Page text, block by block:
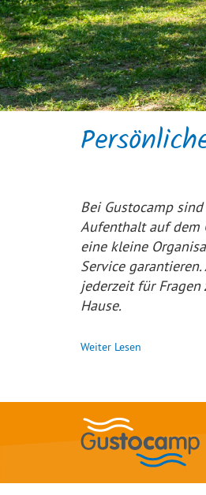
Bei Gustocamp
Aufenthalt auf dem
eine kleine
Service
jederzeit für
Hause.
Weiter Lesen